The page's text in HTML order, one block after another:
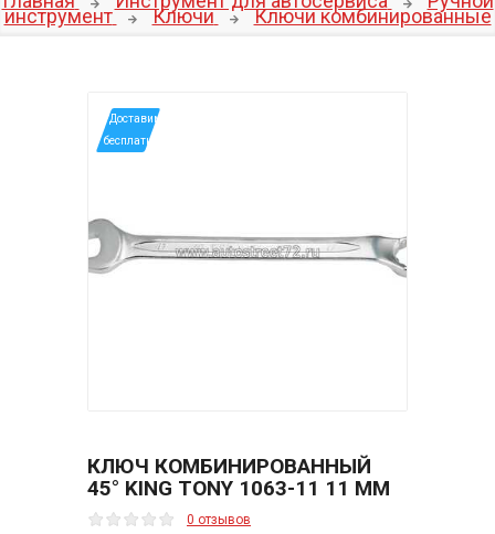
инструмент Ключи Ключи комбинированные
*Доставим
бесплатно
КЛЮЧ КОМБИНИРОВАННЫЙ
45° KING TONY 1063-11 11 ММ
0 отзывов